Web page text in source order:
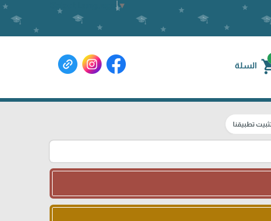
Select Language▼
السلة
تطبيقنا